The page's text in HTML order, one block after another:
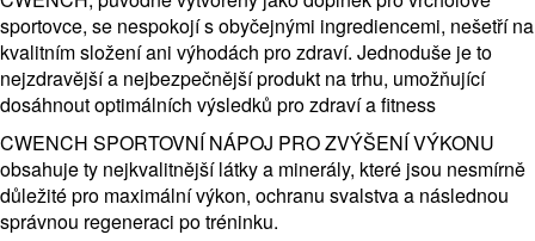
sportovce, se nespokojí s obyčejnými ingrediencemi, nešetří na
kvalitním složení ani výhodách pro zdraví. Jednoduše je to
nejzdravější a nejbezpečnější produkt na trhu, umožňující
dosáhnout optimálních výsledků pro zdraví a fitness
CWENCH SPORTOVNÍ NÁPOJ PRO ZVÝŠENÍ VÝKONU
obsahuje ty nejkvalitnější látky a minerály, které jsou nesmírně
důležité pro maximální výkon, ochranu svalstva a následnou
správnou regeneraci po tréninku.